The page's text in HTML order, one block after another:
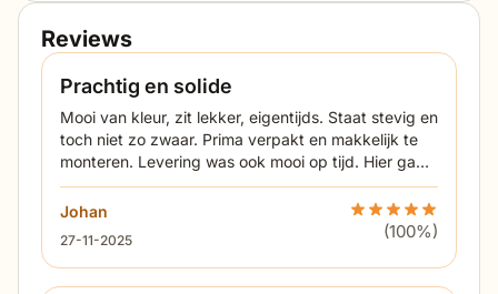
uitstraling geeft.
Met een afmeting van 160 x 91,5 cm biedt de tafel
voldoende ruimte voor vier personen. De stevige
constructie en strakke lijnen maken de tafel niet
alleen praktisch, maar ook een elegante toevoeging
aan jouw tuin of terras.
Reviews
Prachtig en solide
Mooi van kleur, zit lekker, eigentijds. Staat stevig en
toch niet zo zwaar. Prima verpakt en makkelijk te
monteren. Levering was ook mooi op tijd. Hier gaan
wij vanaf het voorjaar lang van genieten.
Johan
27 november 2025
27-11-2025
Beoordeling
(100%)